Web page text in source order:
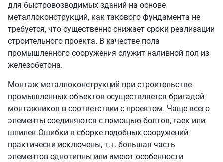
для быстровозводимых зданий на основе
металлоконструкций, как такового фундамента не
требуется, что существенно снижает сроки реализации
строительного проекта. В качестве пола
промышленного сооружения служит наливной пол из
железобетона.
Монтаж металлоконструкций при строительстве
промышленных объектов осуществляется бригадой
монтажников в соответствии с проектом. Чаще всего
элементы соединяются с помощью болтов, гаек или
шпилек.Ошибки в сборке подобных сооружений
практически исключены, т.к. большая часть
элементов однотипны или имеют особенности